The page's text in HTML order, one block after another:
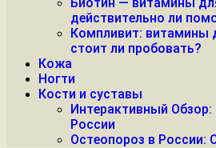
действительно ли
Компливит: витамины
стоит ли пробовать?
Кожа
Ногти
Кости и суставы
Интерактивный
России
Остеопороз в России: